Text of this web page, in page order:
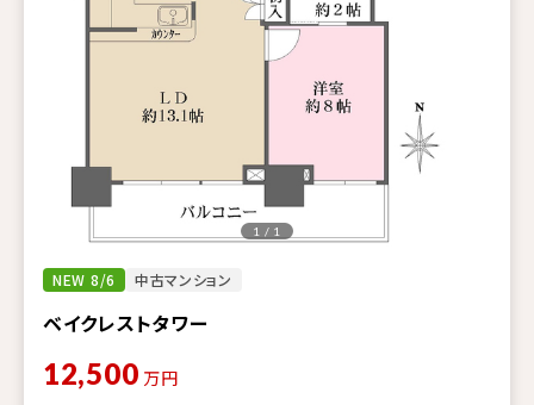
NEW 8/6 中古マンション
ベイクレストタワー
1 / 1
12,500 万円